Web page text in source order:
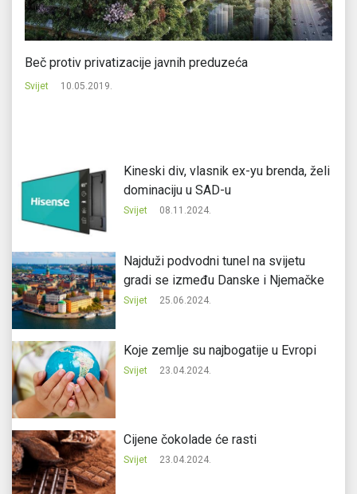
Beč protiv privatizacije javnih preduzeća
Svijet 10.05.2019.
Kineski div, vlasnik ex-yu brenda, želi
dominaciju u SAD-u
Svijet 08.11.2024.
Najduži podvodni tunel na svijetu
gradi se između Danske i Njemačke
Svijet 25.06.2024.
Koje zemlje su najbogatije u Evropi
Svijet 23.04.2024.
Cijene čokolade će rasti
Svijet 23.04.2024.